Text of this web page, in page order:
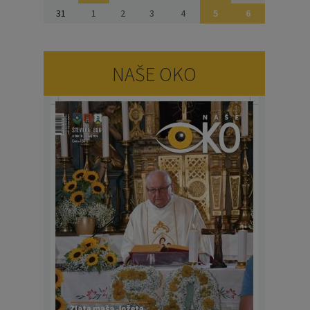
31
1 2 3 4 5 6
NAŠE OKO